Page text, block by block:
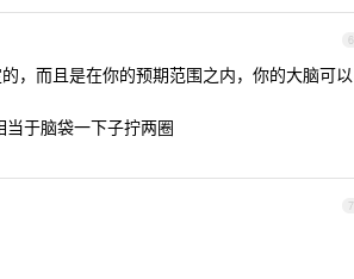
6
，而且是在你的预期范围之内，你的大脑可以
于脑袋一下子拧两圈
7